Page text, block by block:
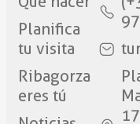
Planifica
tu visita
Ribagorza
eres tú
17